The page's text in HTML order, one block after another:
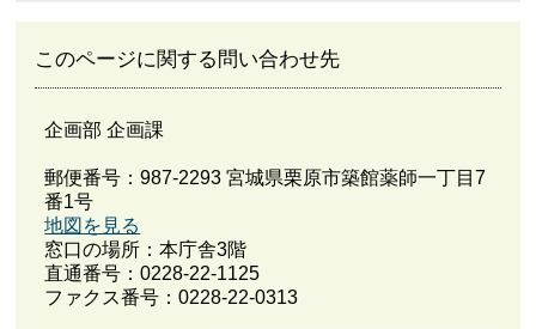
このページに関する問い合わせ先
企画部 企画課
郵便番号：987-2293 宮城県栗原市築館薬師一丁目7
番1号
地図を見る
窓口の場所：本庁舎3階
直通番号：0228-22-1125
ファクス番号：0228-22-0313